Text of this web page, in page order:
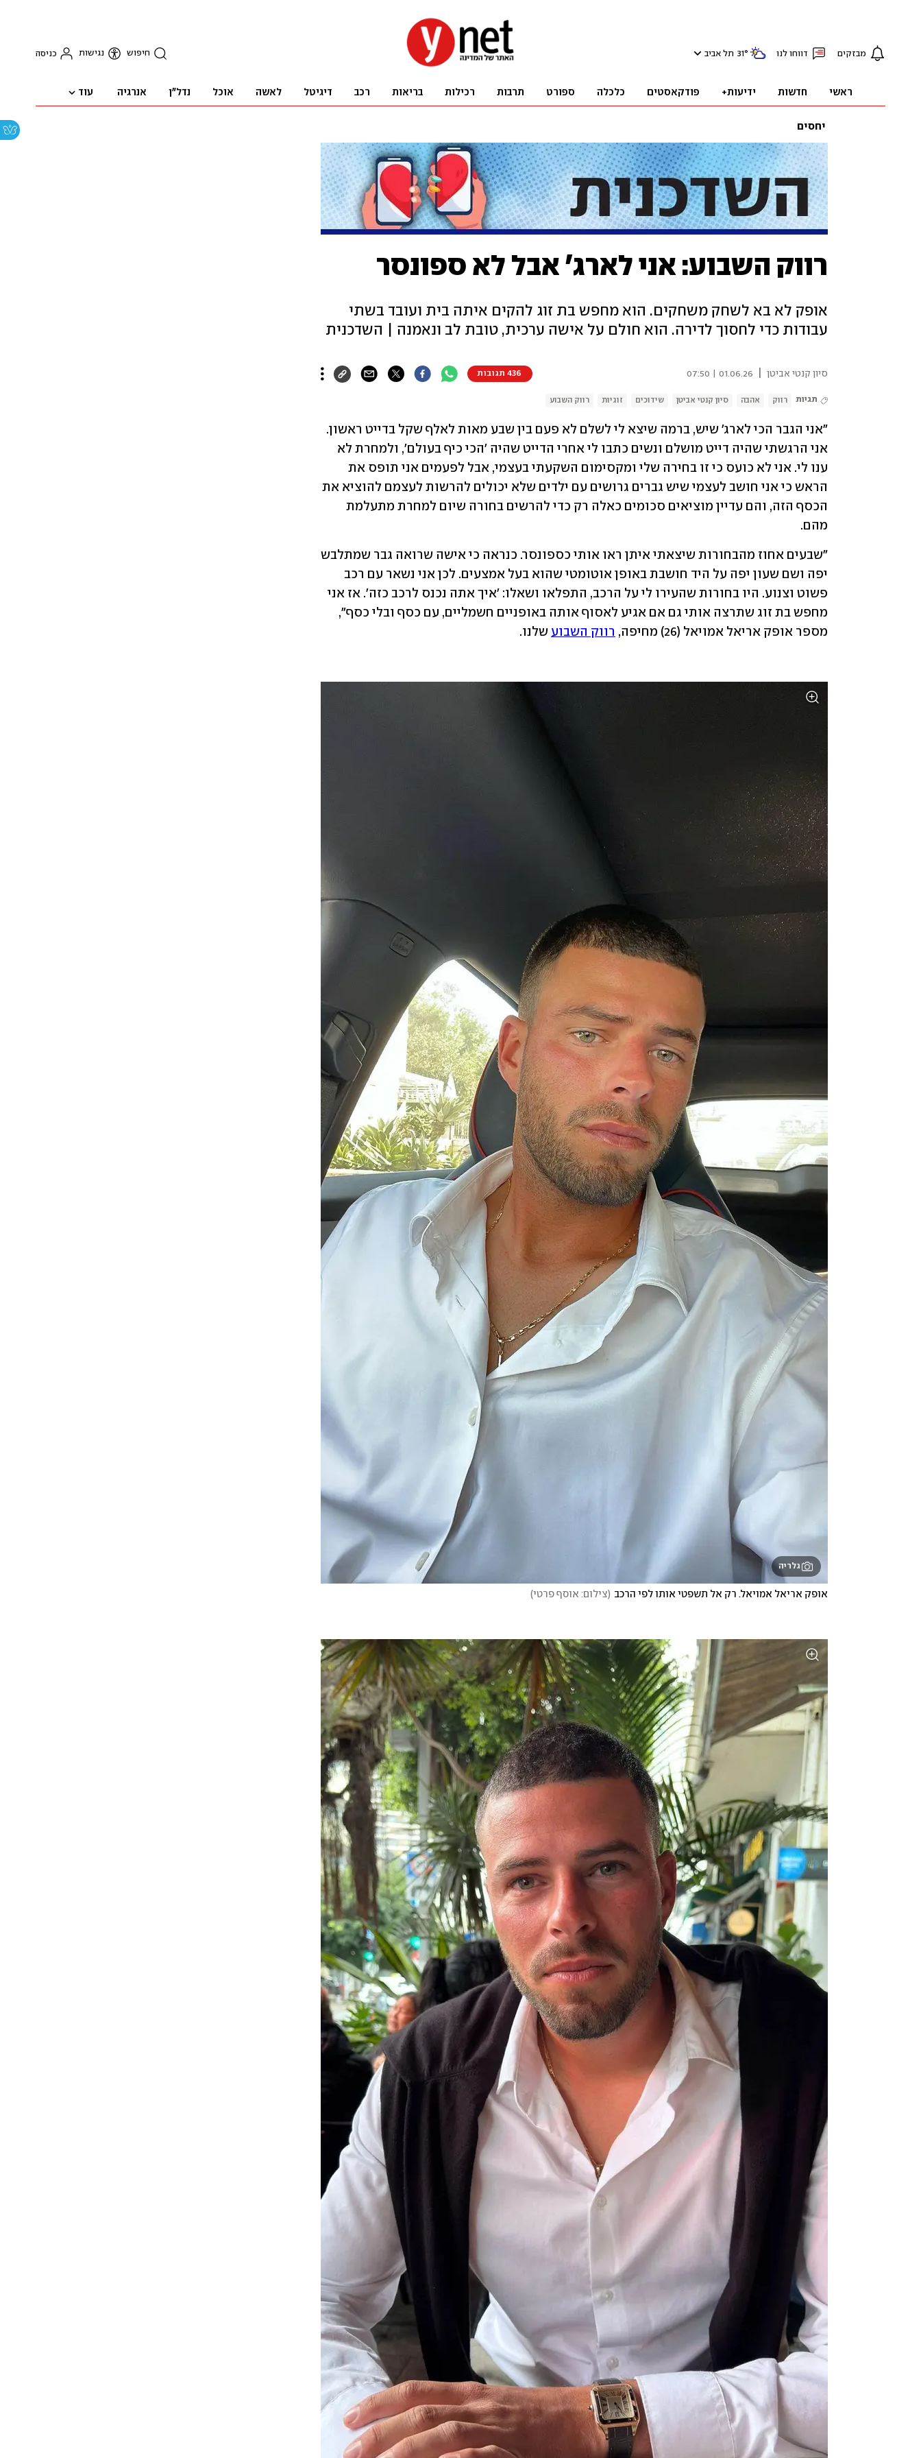
מבזקים דווחו לנו 31° תל אביב חיפוש נגישות כניסה
ראשי חדשות ידיעות+ פודקאסטים כלכלה ספורט תרבות רכילות בריאות רכב דיגיטל לאשה אוכל נדל"ן אנרגיה עוד
יחסים
רווק השבוע: אני לארג' אבל לא ספונסר
אופק לא בא לשחק משחקים. הוא מחפש בת זוג להקים איתה בית ועובד בשתי
עבודות כדי לחסוך לדירה. הוא חולם על אישה ערכית, טובת לב ונאמנה | השדכנית
סיון קנטי אביטן 01.06.26 | 07:50 436 תגובות
תגיות רווק אהבה סיון קנטי אביטן שידוכים זוגיות רווק השבוע
מהם.
מספר אופק אריאל אמויאל (26) מחיפה,
רווק השבוע שלנו.
גלריה
אופק אריאל אמויאל. רק אל תשפטי אותו לפי הרכב (צילום: אוסף פרטי)